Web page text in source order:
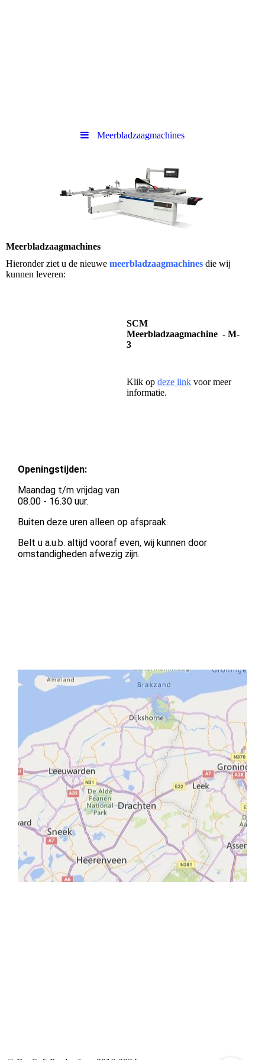
Meerbladzaagmachines
Meerbladzaagmachines
Hieronder ziet u de nieuwe meerbladzaagmachines die wij
kunnen leveren:
SCM
Meerbladzaagmachine - M-
3
Klik op deze link voor meer
informatie.
Openingstijden:
Maandag t/m vrijdag van
08.00 - 16.30 uur.
Buiten deze uren alleen op afspraak.
Belt u a.u.b. altijd vooraf even, wij kunnen door
omstandigheden afwezig zijn.